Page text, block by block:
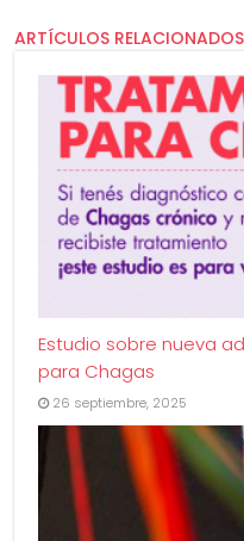
ARTÍCULOS RELACIONADOS
Estudio sobre nueva
para Chagas
26 septiembre, 2025